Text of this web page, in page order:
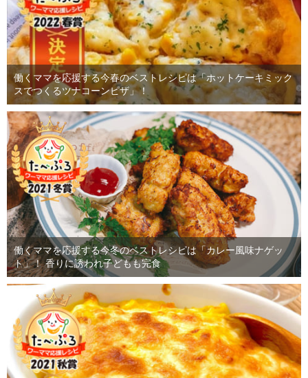
働くママを応援する今春のベストレシピは「ホットケーキミック
スでつくるツナコーンピザ」！
働くママを応援する今冬のベストレシピは「カレー風味ナゲッ
ト」！ 香りに誘われ子どもも完食